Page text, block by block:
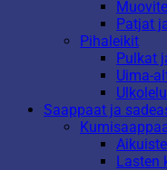
Patjat
Pihaleikit
Pulkat
Uima-
Saappaat ja
Lasten